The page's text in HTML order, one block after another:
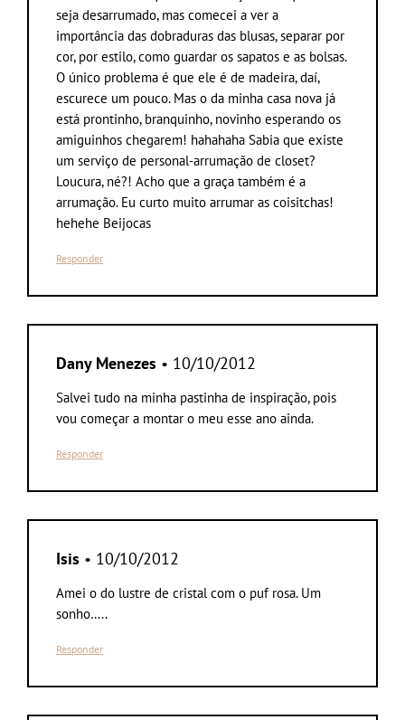
seja desarrumado, mas comecei a ver a
importância das dobraduras das blusas, separar por
cor, por estilo, como guardar os sapatos e as bolsas.
O único problema é que ele é de madeira, daí,
escurece um pouco. Mas o da minha casa nova já
está prontinho, branquinho, novinho esperando os
amiguinhos chegarem! hahahaha Sabia que existe
um serviço de personal-arrumação de closet?
Loucura, né?! Acho que a graça também é a
arrumação. Eu curto muito arrumar as coisitchas!
hehehe Beijocas
Responder
Dany Menezes • 10/10/2012
Salvei tudo na minha pastinha de inspiração, pois
vou começar a montar o meu esse ano ainda.
Responder
Isis • 10/10/2012
Amei o do lustre de cristal com o puf rosa. Um
sonho…..
Responder